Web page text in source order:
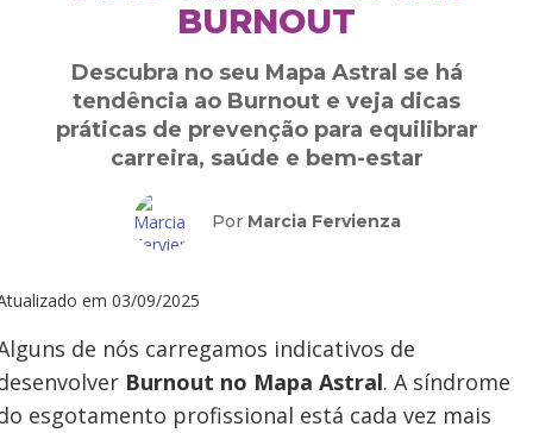
BURNOUT
Descubra no seu Mapa Astral se há
tendência ao Burnout e veja dicas
práticas de prevenção para equilibrar
carreira, saúde e bem-estar
Por Marcia Fervienza
em 03/09/2025
de nós carregamos indicativos de
Burnout no Mapa Astral. A síndrome
esgotamento profissional está cada vez mais